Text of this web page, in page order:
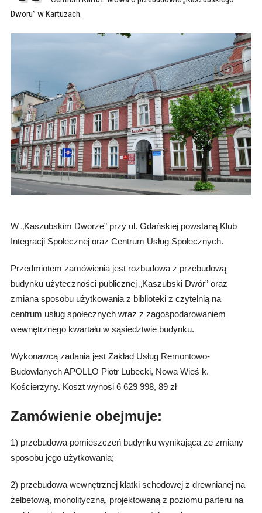
Dworu” w Kartuzach.
W „Kaszubskim Dworze” przy ul. Gdańskiej powstaną Klub
Integracji Społecznej oraz Centrum Usług Społecznych.
Przedmiotem zamówienia jest rozbudowa z przebudową
budynku użyteczności publicznej „Kaszubski Dwór” oraz
zmiana sposobu użytkowania z biblioteki z czytelnią na
centrum usług społecznych wraz z zagospodarowaniem
wewnętrznego kwartału w sąsiedztwie budynku.
Wykonawcą zadania jest Zakład Usług Remontowo-
Budowlanych APOLLO Piotr Lubecki, Nowa Wieś k.
Kościerzyny. Koszt wynosi 6 629 998, 89 zł
Zamówienie obejmuje:
1) przebudowa pomieszczeń budynku wynikająca ze zmiany
sposobu jego użytkowania;
2) przebudowa wewnętrznej klatki schodowej z drewnianej na
żelbetową, monolityczną, projektowaną z poziomu parteru na